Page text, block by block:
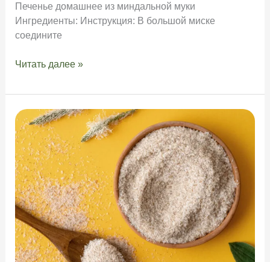
Печенье домашнее из миндальной муки
Ингредиенты: Инструкция: В большой миске
соедините
Печенье
миндальной
муки
Читать далее »